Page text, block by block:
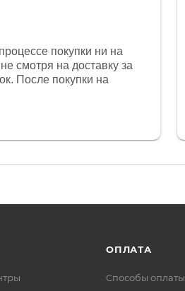
покупки ни на
смотря на доставку за
После покупки на
магазина
проблема была решена.
к клиенту после
ОПЛАТА
Способы оплаты